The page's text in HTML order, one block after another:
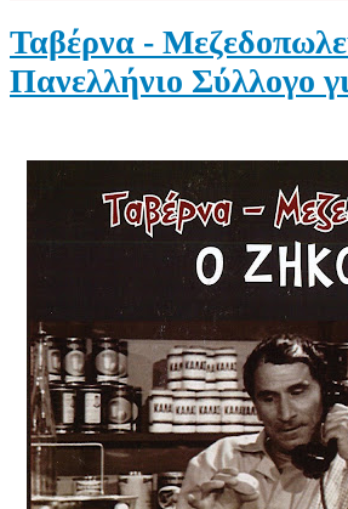
Ταβέρνα -
Πανελλήνιο